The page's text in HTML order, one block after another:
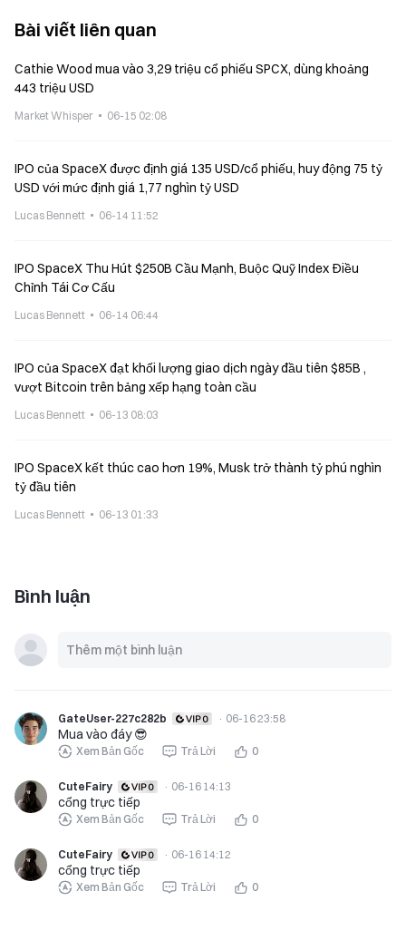
Bài viết liên quan
Cathie Wood mua vào 3,29 triệu cổ phiếu SPCX, dùng khoảng
443 triệu USD
Market Whisper 06-15 02:08
IPO của SpaceX được định giá 135 USD/cổ phiếu, huy động 75 tỷ
USD với mức định giá 1,77 nghìn tỷ USD
Lucas Bennett 06-14 11:52
IPO SpaceX Thu Hút $250B Cầu Mạnh, Buộc Quỹ Index Điều
Chỉnh Tái Cơ Cấu
Lucas Bennett 06-14 06:44
IPO của SpaceX đạt khối lượng giao dịch ngày đầu tiên $85B ,
vượt Bitcoin trên bảng xếp hạng toàn cầu
Lucas Bennett 06-13 08:03
IPO SpaceX kết thúc cao hơn 19%, Musk trở thành tỷ phú nghìn
tỷ đầu tiên
Lucas Bennett 06-13 01:33
Bình luận
GateUser-227c282b · 06-16 23:58
Mua vào đáy 😎
Xem Bản Gốc Trả Lời 0
CuteFairy · 06-16 14:13
cổng trực tiếp
Xem Bản Gốc Trả Lời 0
CuteFairy · 06-16 14:12
cổng trực tiếp
Xem Bản Gốc Trả Lời 0